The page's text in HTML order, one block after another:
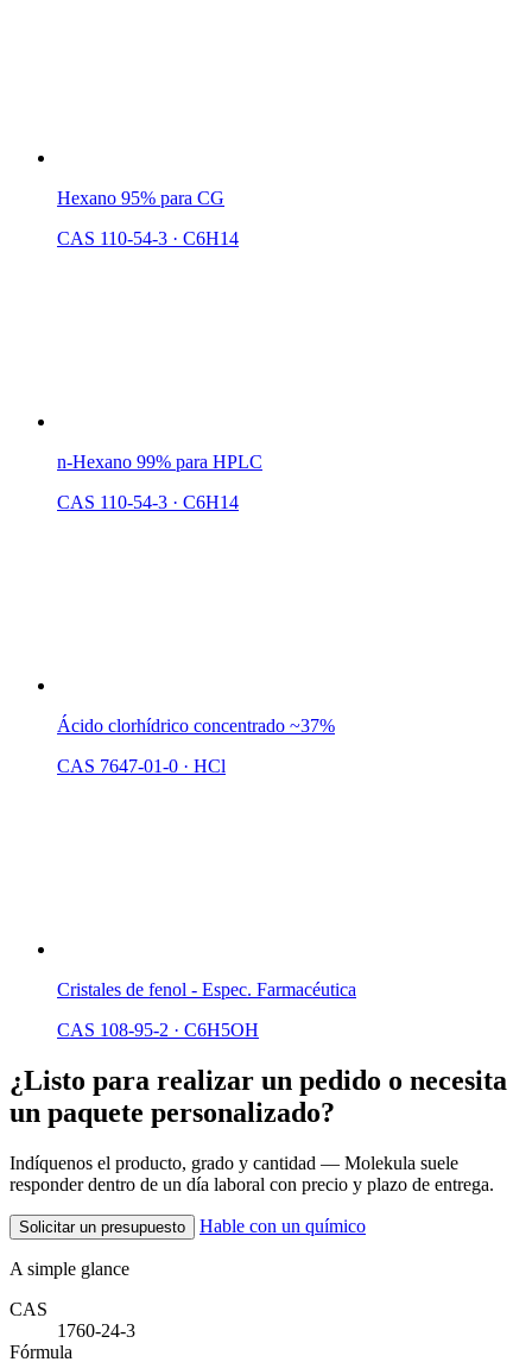
Hexano 95% para CG
CAS 110-54-3 · C6H14
n-Hexano 99% para HPLC
CAS 110-54-3 · C6H14
Ácido clorhídrico concentrado ~37%
CAS 7647-01-0 · HCl
Cristales de fenol - Espec. Farmacéutica
CAS 108-95-2 · C6H5OH
¿Listo para realizar un pedido o necesita
un paquete personalizado?
Indíquenos el producto, grado y cantidad — Molekula suele
responder dentro de un día laboral con precio y plazo de entrega.
Solicitar un presupuesto Hable con un químico
A simple glance
CAS
1760-24-3
Fórmula